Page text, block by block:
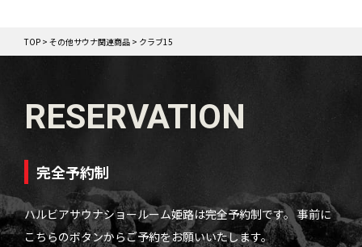
TOP > その他サウナ関連商品 > クラブ15
RESERVATION
完全予約制
ハルビアサウナショールーム姫路は完全予約制です。事前に
こちらのボタンからご予約をお願いいたします。